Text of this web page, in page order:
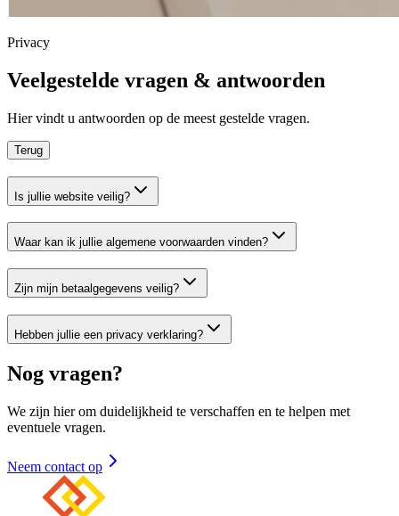
Privacy
Veelgestelde vragen & antwoorden
Hier vindt u antwoorden op de meest gestelde vragen.
Terug
Is jullie website veilig?
Waar kan ik jullie algemene voorwaarden vinden?
Zijn mijn betaalgegevens veilig?
Hebben jullie een privacy verklaring?
Nog vragen?
We zijn hier om duidelijkheid te verschaffen en te helpen met
eventuele vragen.
Neem contact op